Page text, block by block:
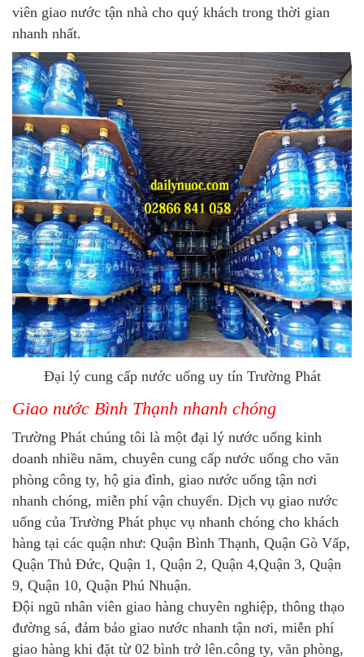
viên giao nước tận nhà cho quý khách trong thời gian
nhanh nhất.
Đại lý cung cấp nước uống uy tín Trường Phát
Giao nước Bình Thạnh nhanh chóng
Trường Phát chúng tôi là một đại lý nước uống kinh
doanh nhiều năm, chuyên cung cấp nước uống cho văn
phòng công ty, hộ gia đình, giao nước uống tận nơi
nhanh chóng, miễn phí vận chuyển. Dịch vụ giao nước
uống của Trường Phát phục vụ nhanh chóng cho khách
hàng tại các quận như: Quận Bình Thạnh, Quận Gò Vấp,
Quận Thủ Đức, Quận 1, Quận 2, Quận 4,Quận 3, Quận
9, Quận 10, Quận Phú Nhuận.
Đội ngũ nhân viên giao hàng chuyên nghiệp, thông thạo
đường sá, đảm bảo giao nước nhanh tận nơi, miễn phí
giao hàng khi đặt từ 02 bình trở lên.công ty, văn phòng,